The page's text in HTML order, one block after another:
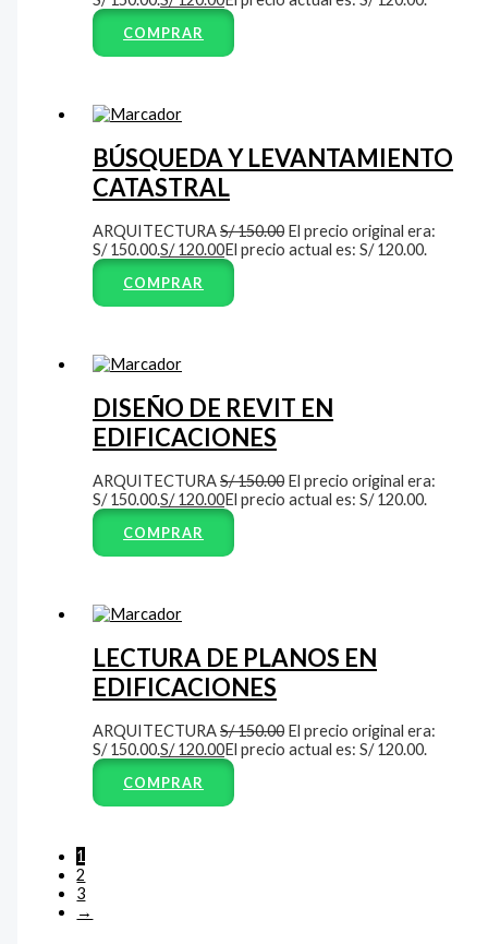
COMPRAR
BÚSQUEDA Y LEVANTAMIENTO
CATASTRAL
ARQUITECTURAS/150.00 El precio original era:
S/ 150.00.S/120.00El precio actual es: S/ 120.00.
COMPRAR
DISEÑO DE REVIT EN
EDIFICACIONES
ARQUITECTURAS/150.00 El precio original era:
S/ 150.00.S/120.00El precio actual es: S/ 120.00.
COMPRAR
LECTURA DE PLANOS EN
EDIFICACIONES
ARQUITECTURAS/150.00 El precio original era:
S/ 150.00.S/120.00El precio actual es: S/ 120.00.
COMPRAR
1
2
3
→